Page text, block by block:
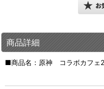
商品詳細
■商品名：原神 コラボカフェ